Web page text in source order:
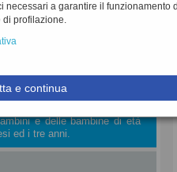
dei servizi
infanzia costituiscono un
per favorire, in
e delle bambine di età
ed i tre anni.
necessari a garantire il funzionamento
di profilazione.
e continua